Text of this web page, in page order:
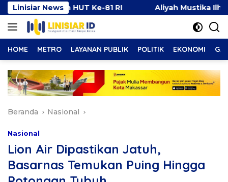
Langsung
ke
konten
Linisiar News
HUT Ke-81 RI Aliyah Mustika Ilham:
HOME METRO LAYANAN PUBLIK POLITIK EKONOMI
Beranda Nasional
Nasional
Lion Air Dipastikan Jatuh,
Basarnas Temukan Puing Hingga